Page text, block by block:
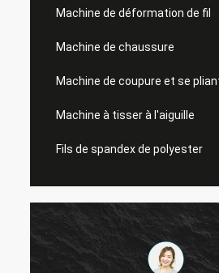
Machine de déformation de fil
Machine de chaussure
Machine de coupure et se
Machine à tisser à l'aiguille
Fils de spandex de polyester